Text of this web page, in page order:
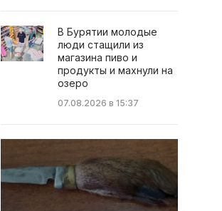
В Бурятии молодые
люди стащили из
магазина пиво и
продукты и махнули на
озеро
07.08.2026 в 15:37